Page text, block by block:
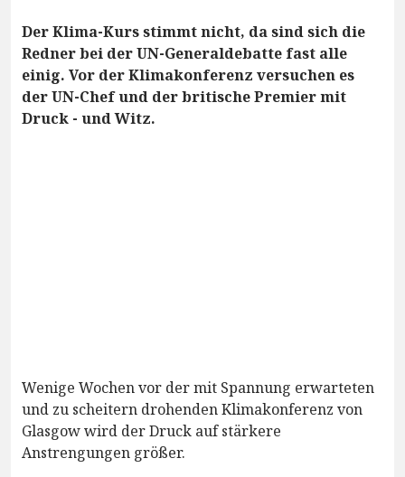
Der Klima-Kurs stimmt nicht, da sind sich die
Redner bei der UN-Generaldebatte fast alle
einig. Vor der Klimakonferenz versuchen es
der UN-Chef und der britische Premier mit
Druck - und Witz.
Wenige Wochen vor der mit Spannung erwarteten
und zu scheitern drohenden Klimakonferenz von
Glasgow wird der Druck auf stärkere
Anstrengungen größer.